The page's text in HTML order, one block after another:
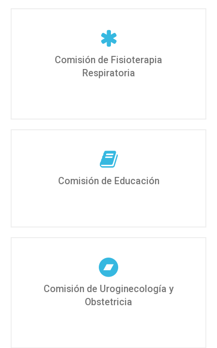
Comisión de Fisioterapia
Respiratoria
Comisión de Educación
Comisión de Uroginecología y
Obstetricia